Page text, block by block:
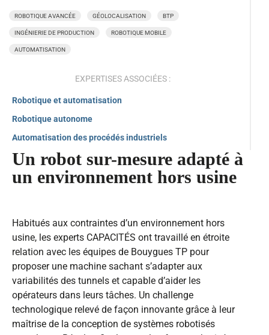
ROBOTIQUE AVANCÉE GÉOLOCALISATION BTP
INGÉNIERIE DE PRODUCTION ROBOTIQUE MOBILE
AUTOMATISATION
EXPERTISES ASSOCIÉES :
Robotique et automatisation
Robotique autonome
Automatisation des procédés industriels
Un robot sur-mesure adapté à
un environnement hors usine
Habitués aux contraintes d’un environnement hors
usine, les experts CAPACITÉS ont travaillé en étroite
relation avec les équipes de Bouygues TP pour
proposer une machine sachant s’adapter aux
variabilités des tunnels et capable d’aider les
opérateurs dans leurs tâches. Un challenge
technologique relevé de façon innovante grâce à leur
maîtrise de la conception de systèmes robotisés